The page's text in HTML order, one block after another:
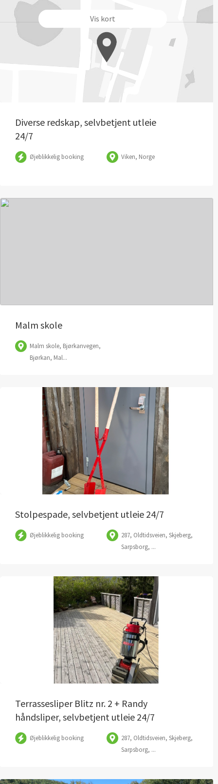
Vis kort
Diverse redskap, selvbetjent utleie
24/7
Øjeblikkelig booking Viken, Norge
Malm skole
Malm skole, Bjørkanvegen,
Bjørkan, Mal...
Stolpespade, selvbetjent utleie 24/7
Øjeblikkelig booking
287, Oldtidsveien, Skjeberg,
Sarpsborg, ...
Terrassesliper Blitz nr. 2 + Randy
håndsliper, selvbetjent utleie 24/7
Øjeblikkelig booking
287, Oldtidsveien, Skjeberg,
Sarpsborg, ...